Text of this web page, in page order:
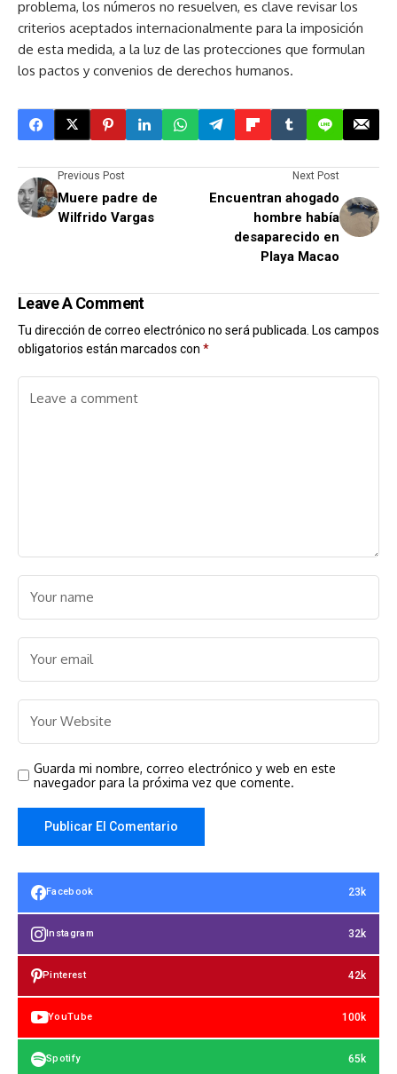
problema, los números no resuelven, es clave revisar los
criterios aceptados internacionalmente para la imposición
de esta medida, a la luz de las protecciones que formulan
los pactos y convenios de derechos humanos.
Previous Post
Muere padre de
Wilfrido Vargas
Next Post
Encuentran ahogado
hombre había
desaparecido en
Playa Macao
Leave A Comment
Tu dirección de correo electrónico no será publicada. Los campos
obligatorios están marcados con *
Guarda mi nombre, correo electrónico y web en este
navegador para la próxima vez que comente.
Facebook 23k
Instagram 32k
Pinterest 42k
YouTube 100k
Spotify 65k